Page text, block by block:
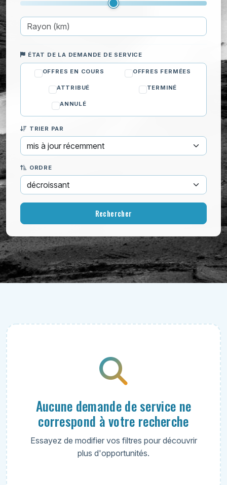
Retourner la terre d'un jardin
Ménage
ÉTAT DE LA DEMANDE DE SERVICE
OFFRES EN COURS OFFRES FERMÉES
ATTRIBUÉ TERMINÉ
ANNULÉ
TRIER PAR
ORDRE
Aucune demande de service ne
correspond à votre recherche
Essayez de modifier vos filtres pour découvrir
plus d'opportunités.